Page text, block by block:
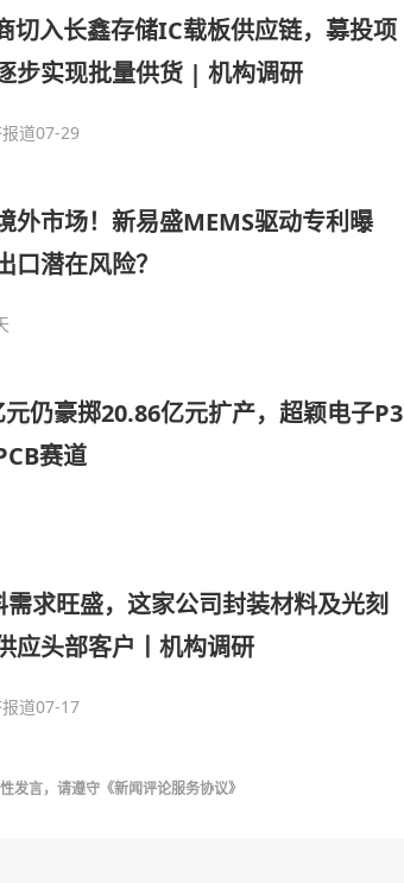
切入长鑫存储IC载板供应链，募投项
步实现批量供货 | 机构调研
道07-29
外市场！新易盛MEMS驱动专利曝
口潜在风险？
仍豪掷20.86亿元扩产，超颖电子P3
赛道
需求旺盛，这家公司封装材料及光刻
应头部客户丨机构调研
道07-17
发言，请遵守 《新闻评论服务协议》